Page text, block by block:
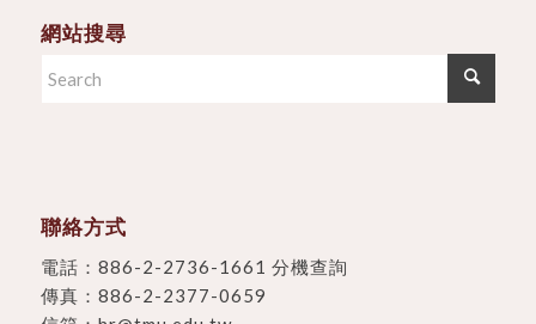
網站搜尋
聯絡方式
電話： 886-2-2736-1661 分機查詢
傳真：886-2-2377-0659